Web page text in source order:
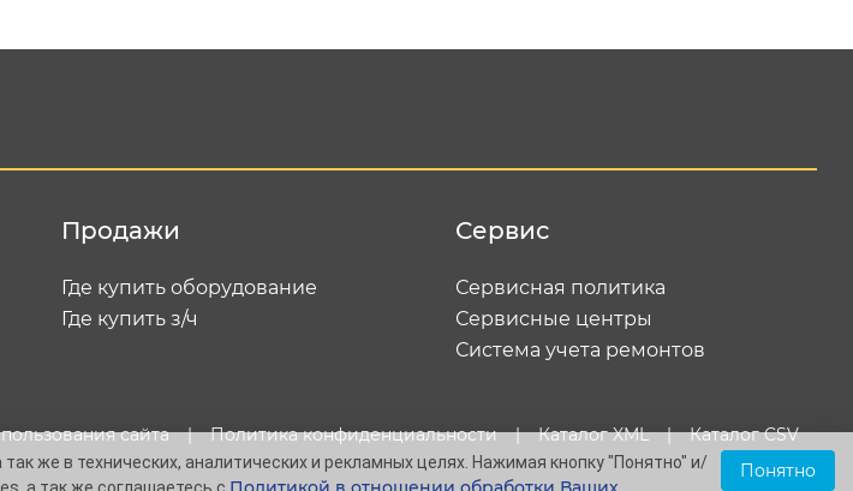
Продажи
Где купить оборудование
Где купить з/ч
Сервис
Сервисная политика
Сервисные центры
Система учета ремонтов
сайта | Политика конфиденциальности | Каталог XML | Каталог CSV
же в технических, аналитических и рекламных целях. Нажимая кнопку "Понятно" и/
Понятно